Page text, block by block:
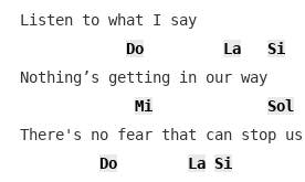
Listen to what I say
Do
La
Si
Nothing’s getting in our way
Mi
Sol
There's no fear that can stop us
Do
La Si